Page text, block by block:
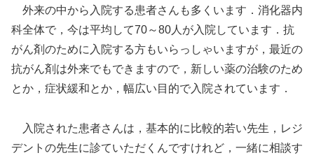
外来の中から入院する患者さんも多くいます．消化器内
科全体で，今は平均して70～80人が入院しています．抗
がん剤のために入院する方もいらっしゃいますが，最近の
抗がん剤は外来でもできますので，新しい薬の治験のため
とか，症状緩和とか，幅広い目的で入院されています．
入院された患者さんは，基本的に比較的若い先生，レジ
デントの先生に診ていただくんですけれど，一緒に相談す